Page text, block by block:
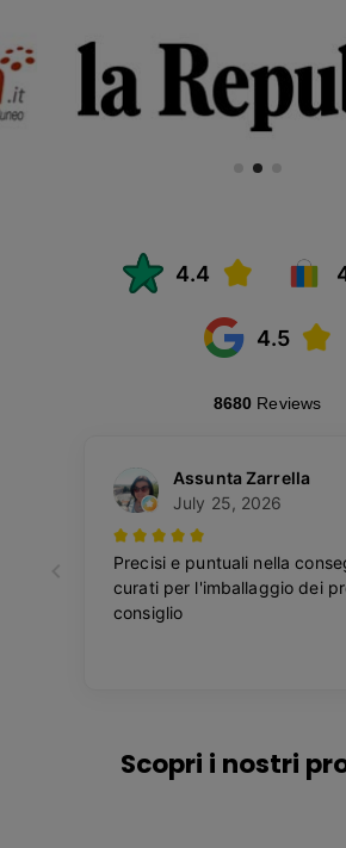
Scopri i nostri